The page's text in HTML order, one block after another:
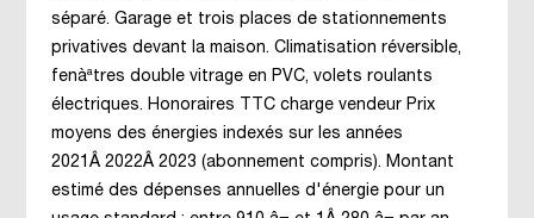
séparé. Garage et trois places de stationnements
privatives devant la maison. Climatisation réversible,
fenàªtres double vitrage en PVC, volets roulants
électriques. Honoraires TTC charge vendeur Prix
moyens des énergies indexés sur les années
2021Â 2022Â 2023 (abonnement compris). Montant
estimé des dépenses annuelles d'énergie pour un